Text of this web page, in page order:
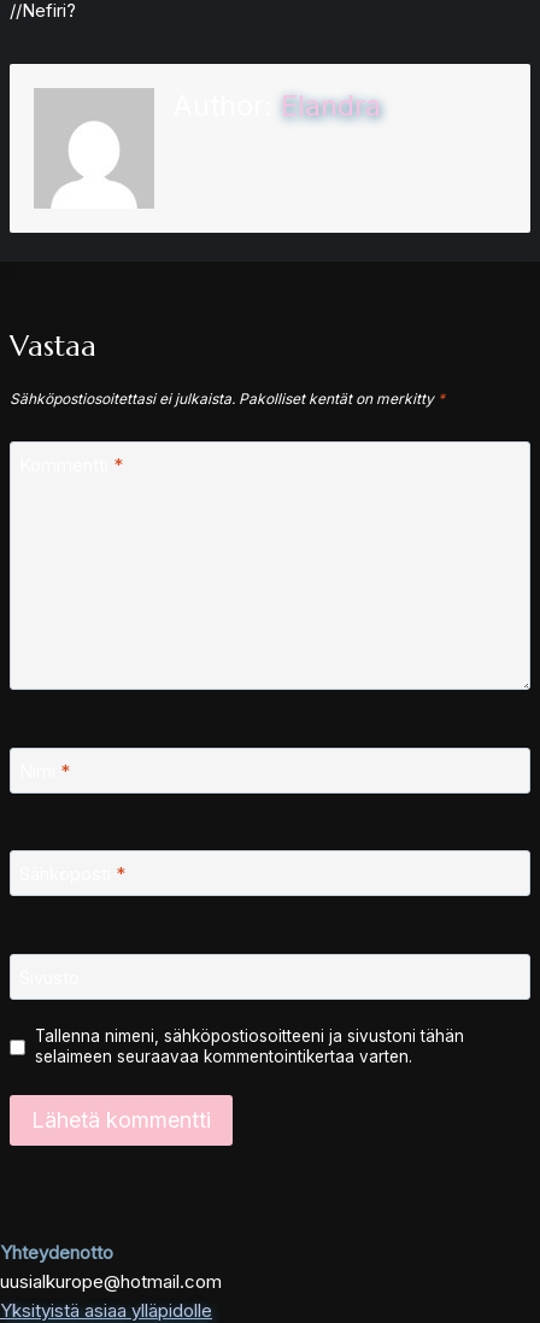
//Nefiri?
Elandra
Vastaa
Sähköpostiosoitettasi ei julkaista. Pakolliset kentät on merkitty *
*
*
*
Tallenna nimeni, sähköpostiosoitteeni ja sivustoni tähän
selaimeen seuraavaa kommentointikertaa varten.
Yhteydenotto
uusialkurope@hotmail.com
Yksityistä asiaa ylläpidolle